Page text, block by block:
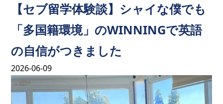
【セブ留学体験談】シャイな僕でも
「多国籍環境」のWINNINGで英語
の自信がつきました
2026-06-09